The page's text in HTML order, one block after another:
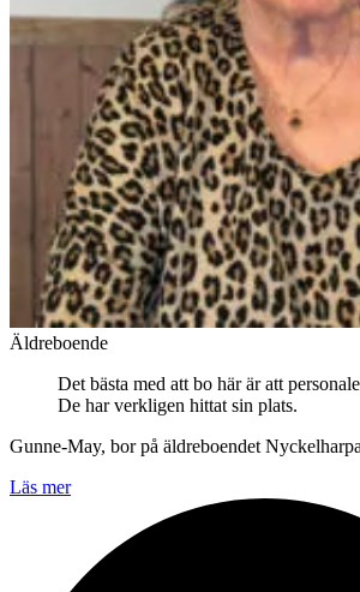
Äldreboende
Det bästa med att bo här är att
De har verkligen hittat sin plats.
Gunne-May, bor på äldreboendet
Läs mer